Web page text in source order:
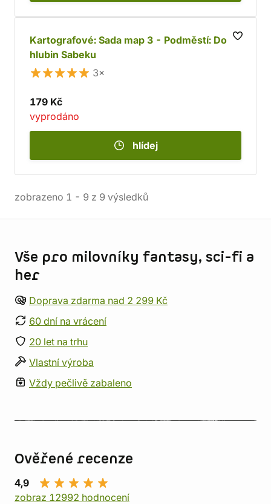
Kartografové: Sada map 3 - Podměstí: Do
hlubin Sabeku
3×
179 Kč
vyprodáno
hlídej
zobrazeno 1 - 9 z 9 výsledků
Vše pro milovníky fantasy, sci-fi a
her
Doprava zdarma nad 2 299 Kč
60 dní na vrácení
20 let na trhu
Vlastní výroba
Vždy pečlivě zabaleno
Ověřené recenze
4,9
zobraz 12992 hodnocení